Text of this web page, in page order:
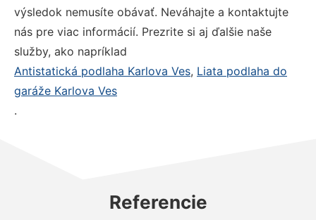
výsledok nemusíte obávať. Neváhajte a kontaktujte
nás pre viac informácií. Prezrite si aj ďalšie naše
služby, ako napríklad
Antistatická podlaha Karlova Ves, Liata podlaha do
garáže Karlova Ves
.
Referencie